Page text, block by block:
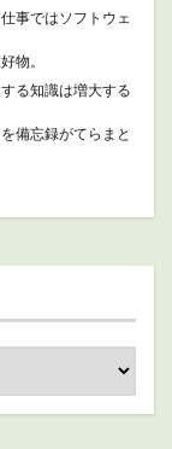
事ではソフトウェ
物。
る知識は増大する
備忘録がてらまと